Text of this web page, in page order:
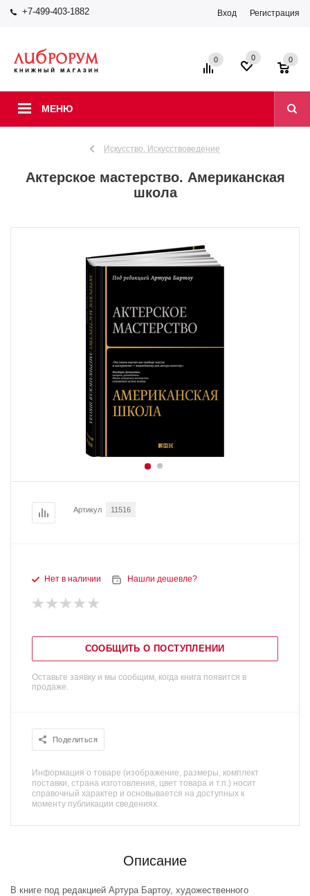
+7-499-403-1882 Вход Регистрация
МЕНЮ
0 0 0
Искусство. Искусствоведение
Актерское мастерство. Американская
школа
Артикул 11516
Нет в наличии Нашли дешевле?
СООБЩИТЬ О ПОСТУПЛЕНИИ
Оставьте заявку и мы сообщим, когда книга появится в
продаже.
Поделиться
Информация о товаре (изображение, размеры, комплект
поставки, страна изготовления, цвет товара и т.п.) носит
справочный характер и основывается на доступных к
моменту публикации сведениях.
Описание
В книге под редакцией Артура Бартоу, художественного